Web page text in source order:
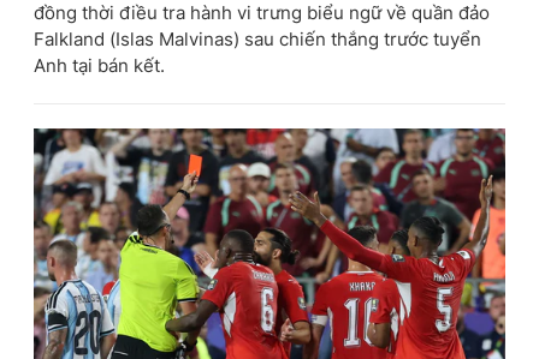
đồng thời điều tra hành vi trưng biểu ngữ về quần đảo
Falkland (Islas Malvinas) sau chiến thắng trước tuyển
Anh tại bán kết.